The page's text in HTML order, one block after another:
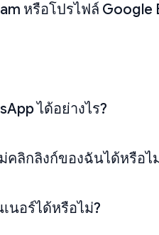
หรือโปรไฟล์ Google
ได้อย่างไร?
คลิกลิงก์ของฉันได้หรือไ
นอร์ได้หรือไม่?